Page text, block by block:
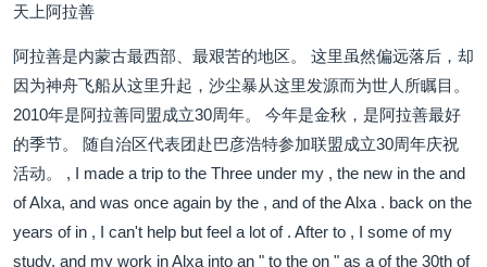
天上阿拉善
阿拉善是内蒙古最西部、最艰苦的地区。 这里虽然偏远落后，却
因为神舟飞船从这里升起，沙尘暴从这里发源而为世人所瞩目。
2010年是阿拉善同盟成立30周年。 今年是金秋，是阿拉善最好
的季节。 随自治区代表团赴巴彦浩特参加联盟成立30周年庆祝
活动。 , I made a trip to the Three under my , the new in the and
of Alxa, and was once again by the , and of the Alxa . back on the
years of in , I can't help but feel a lot of . After to , I some of my
study, and my work in Alxa into an " to the on " as a of the 30th of